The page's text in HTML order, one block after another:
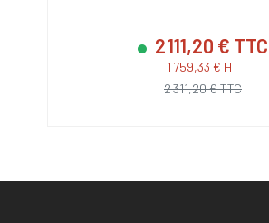
2 111,20 € TTC
1 759,33 € HT
2 311,20 € TTC